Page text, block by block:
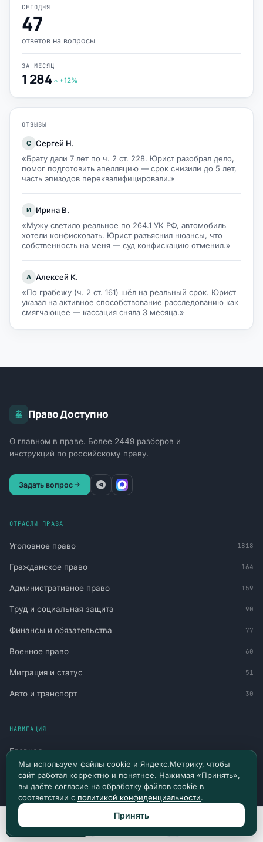
СЕГОДНЯ
47
ответов на вопросы
ЗА МЕСЯЦ
1 284 +12%
ОТЗЫВЫ
С Сергей Н.
«Брату дали 7 лет по ч. 2 ст. 228. Юрист разобрал дело,
помог подготовить апелляцию — срок снизили до 5 лет,
часть эпизодов переквалифицировали.»
И
Ирина В.
«Мужу светило реальное по 264.1 УК РФ, автомобиль
хотели конфисковать. Юрист разъяснил нюансы, что
собственность на меня — суд конфискацию отменил.»
А Алексей К.
«По грабежу (ч. 2 ст. 161) шёл на реальный срок. Юрист
указал на активное способствование расследованию как
смягчающее — кассация сняла 3 месяца.»
Право Доступно
О главном в праве. Более 2449 разборов и
инструкций по российскому праву.
Задать вопрос
ОТРАСЛИ ПРАВА
Уголовное право 1818
Гражданское право 164
Административное право 159
Труд и социальная защита 90
Финансы и обязательства 77
Военное право 60
Миграция и статус 51
Авто и транспорт 30
НАВИГАЦИЯ
Главная
Все материалы
Новости и судебная практика
Канал в Telegram
Мы используем файлы cookie и Яндекс.Метрику, чтобы
сайт работал корректно и понятнее. Нажимая «Принять»,
вы даёте согласие на обработку файлов cookie в
соответствии с политикой конфиденциальности.
Принять